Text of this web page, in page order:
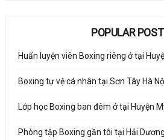
POPULAR
Huấn luyện viên Boxing riêng ở tại
Boxing tự vệ cá nhân tại Sơn Tây Hà
Lớp học Boxing ban đêm ở tại Huyện
Phòng tập Boxing gần tôi tại Hải Dương